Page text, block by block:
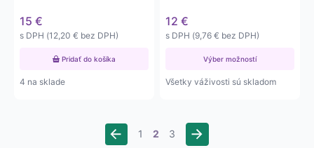
221…
15 €
s DPH (12,20 € bez DPH)
Pridať do košíka
4 na sklade
12 €
s DPH (9,76 € bez DPH)
Výber možností
Všetky váživosti sú skladom
1 2 3